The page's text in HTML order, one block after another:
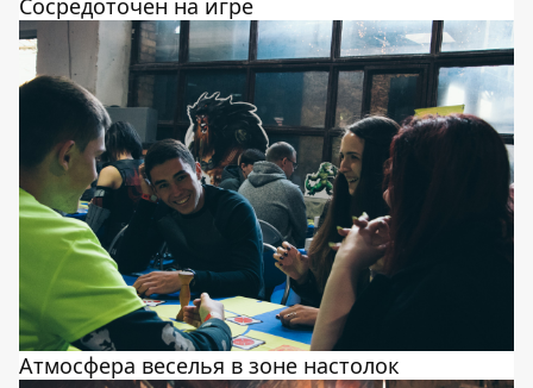
Сосредоточен на игре
Атмосфера веселья в зоне настолок